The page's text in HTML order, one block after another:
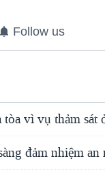
Follow us
vì vụ thảm sát
đảm nhiệm an